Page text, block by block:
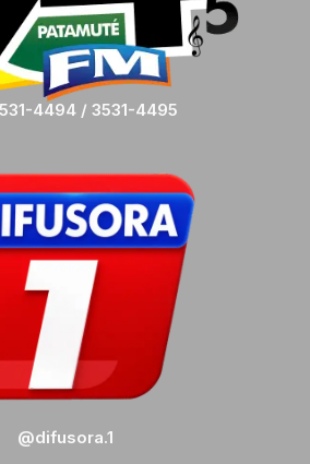
4494 / 3531-4495
@difusora.1